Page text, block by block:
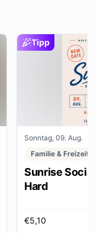
Tipp
Sonntag, 09. Aug.
Familie & Freizeit
Sunrise
Hard
€5,10